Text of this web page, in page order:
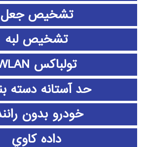
تشخیص جعل
تشخیص لبه
تولباکس WLAN
حد آستانه دسته
خودرو بدون
داده كاوي